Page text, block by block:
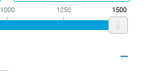
1000 1250 1500